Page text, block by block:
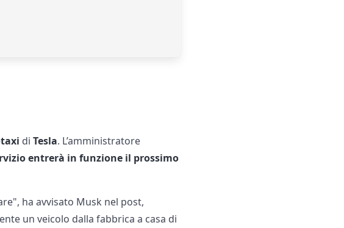
diTesla. L’amministratore
entrerà in funzione il prossimo
ha avvisato Musk nel post,
un veicolo dalla fabbrica a casa di